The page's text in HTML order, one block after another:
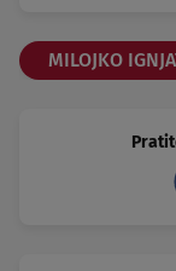
MILOJKO